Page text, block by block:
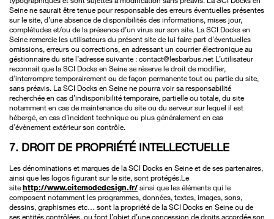
Seine ne saurait être tenue pour responsable des erreurs éventuelles présentes
sur le site, d’une absence de disponibilités des informations, mises jour,
complétudes et/ou de la présence d’un virus sur son site. La SCI Docks en
Seine remercie les utilisateurs du présent site de lui faire part d’éventuelles
omissions, erreurs ou corrections, en adressant un courrier électronique au
géstionnaire du site l’adresse suivante : contact@lesbarbus.net L’utilisateur
reconnait que la SCI Docks en Seine se réserve le droit de modifier,
d’interrompre temporairement ou de façon permanente tout ou partie du site,
sans préavis. La SCI Docks en Seine ne pourra voir sa responsabilité
recherchée en cas d’indisponibilité temporaire, partielle ou totale, du site
notamment en cas de maintenance du site ou du serveur sur lequel il est
hébergé, en cas d’incident technique ou plus généralement en cas
d’évènement extérieur son contrôle.
7. DROIT DE PROPRIÉTÉ INTELLECTUELLE
Les dénominations et marques de la SCI Docks en Seine et de ses partenaires,
ainsi que les logos figurant sur le site, sont protégés.Le
sitehttp://www.citemodedesign.fr/ainsi que les éléments qui le
composent notamment les programmes, données, textes, images, sons,
dessins, graphismes etc… sont la propriété de la SCI Docks en Seine ou de
ses entités contrôlées, ou font l’objet d’une concession de droits accordée son